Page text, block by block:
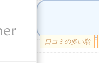
口コミの多い順